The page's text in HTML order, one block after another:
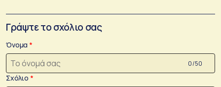
Γράψτε το σχόλιο σας
Όνομα
0 /50
Σχόλιο